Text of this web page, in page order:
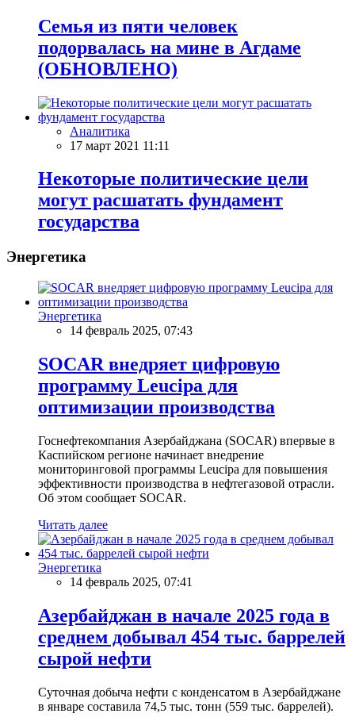
Семья из пяти человек
подорвалась на мине в Агдаме
(ОБНОВЛЕНО)
Аналитика
17 март 2021 11:11
Некоторые политические цели
могут расшатать фундамент
государства
Энергетика
Энергетика
14 февраль 2025, 07:43
SOCAR внедряет цифровую
программу Leucipa для
оптимизации производства
Госнефтекомпания Азербайджана (SOCAR) впервые в
Каспийском регионе начинает внедрение
мониторинговой программы Leucipa для повышения
эффективности производства в нефтегазовой отрасли.
Об этом сообщает SOCAR.
Читать далее
Энергетика
14 февраль 2025, 07:41
Азербайджан в начале 2025 года в
среднем добывал 454 тыс. баррелей
сырой нефти
Суточная добыча нефти с конденсатом в Азербайджане
в январе составила 74,5 тыс. тонн (559 тыс. баррелей).